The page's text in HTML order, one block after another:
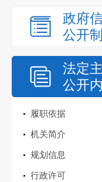
政府
公开
法定
公开
履职依据
机关简介
规划信息
行政许可